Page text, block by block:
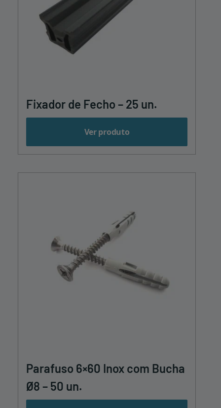
Fixador de Fecho – 25 un.
Ver produto
Parafuso 6×60 Inox com Bucha
Ø8 – 50 un.